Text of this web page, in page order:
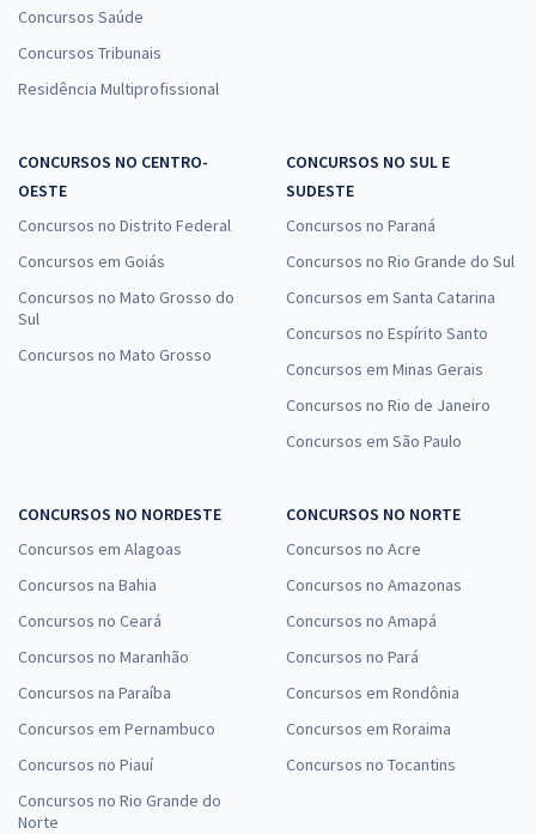
Concursos Saúde
Concursos Tribunais
Residência Multiprofissional
CONCURSOS NO CENTRO-
OESTE
Concursos no Distrito Federal
Concursos em Goiás
Concursos no Mato Grosso do
Sul
Concursos no Mato Grosso
CONCURSOS NO SUL E
SUDESTE
Concursos no Paraná
Concursos no Rio Grande do Sul
Concursos em Santa Catarina
Concursos no Espírito Santo
Concursos em Minas Gerais
Concursos no Rio de Janeiro
Concursos em São Paulo
CONCURSOS NO NORDESTE
Concursos em Alagoas
Concursos na Bahia
Concursos no Ceará
Concursos no Maranhão
Concursos na Paraíba
Concursos em Pernambuco
Concursos no Piauí
Concursos no Rio Grande do
Norte
CONCURSOS NO NORTE
Concursos no Acre
Concursos no Amazonas
Concursos no Amapá
Concursos no Pará
Concursos em Rondônia
Concursos em Roraima
Concursos no Tocantins